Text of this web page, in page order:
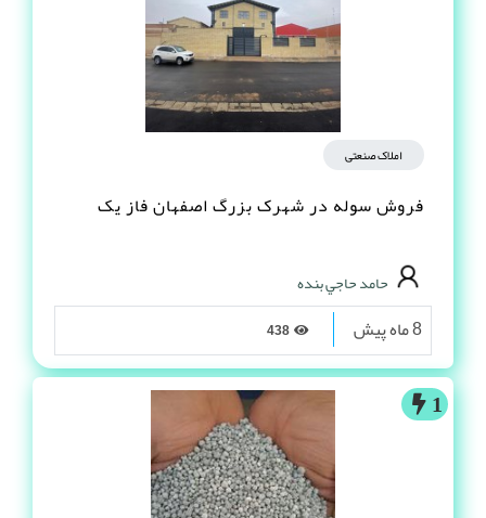
املاک صنعتی
فروش سوله در شهرک بزرگ اصفهان فاز یک
حامد حاجي بنده
8 ماه پیش
1